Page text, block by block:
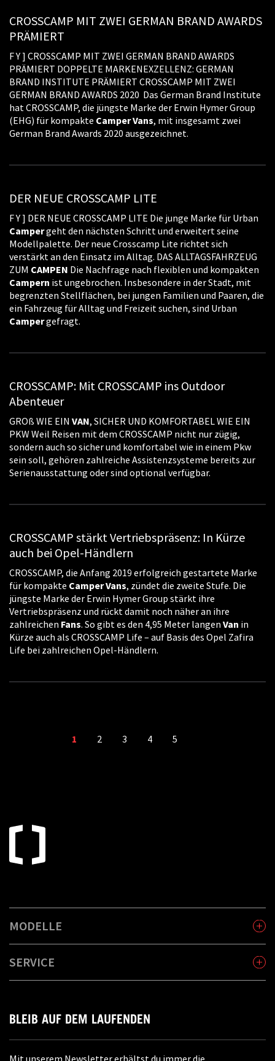
CROSSCAMP MIT ZWEI GERMAN BRAND AWARDS
PRÄMIERT
F Y ] CROSSCAMP MIT ZWEI GERMAN BRAND AWARDS
PRÄMIERT DOPPELTE MARKENEXZELLENZ: GERMAN
BRAND INSTITUTE PRÄMIERT CROSSCAMP MIT ZWEI
GERMAN BRAND AWARDS 2020 Das German Brand Institute
hat CROSSCAMP, die jüngste Marke der Erwin Hymer Group
(EHG) für kompakte CamperVans, mit insgesamt zwei
German Brand Awards 2020 ausgezeichnet.
DER NEUE CROSSCAMP LITE
F Y ] DER NEUE CROSSCAMP LITE Die junge Marke für Urban
Campergeht den nächsten Schritt und erweitert seine
Modellpalette. Der neue Crosscamp Lite richtet sich
verstärkt an den Einsatz im Alltag. DAS ALLTAGSFAHRZEUG
ZUM CAMPEN Die Nachfrage nach flexiblen und kompakten
Campern ist ungebrochen. Insbesondere in der Stadt, mit
begrenzten Stellflächen, bei jungen Familien und Paaren, die
ein Fahrzeug für Alltag und Freizeit suchen, sind Urban
Campergefragt.
CROSSCAMP: Mit CROSSCAMP ins Outdoor
Abenteuer
GROß WIE EIN VAN, SICHER UND KOMFORTABEL WIE EIN
PKW Weil Reisen mit dem CROSSCAMP nicht nur zügig,
sondern auch so sicher und komfortabel wie in einem Pkw
sein soll, gehören zahlreiche Assistenzsysteme bereits zur
Serienausstattung oder sind optional verfügbar.
CROSSCAMP stärkt Vertriebspräsenz: In Kürze
auch bei Opel-Händlern
CROSSCAMP, die Anfang 2019 erfolgreich gestartete Marke
für kompakte CamperVans, zündet die zweite Stufe. Die
jüngste Marke der Erwin Hymer Group stärkt ihre
Vertriebspräsenz und rückt damit noch näher an ihre
zahlreichen Fans. So gibt es den 4,95 Meter langen Van in
Kürze auch als CROSSCAMP Life – auf Basis des Opel Zafira
Life bei zahlreichen Opel-Händlern.
1 2 3 4 5
MODELLE
SERVICE
BLEIB AUF DEM LAUFENDEN
Mit unserem Newsletter erhältst du immer die